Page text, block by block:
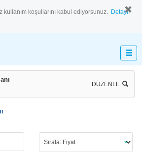
koşullarını kabul ediyorsunuz. Detaylı
DÜZENLE